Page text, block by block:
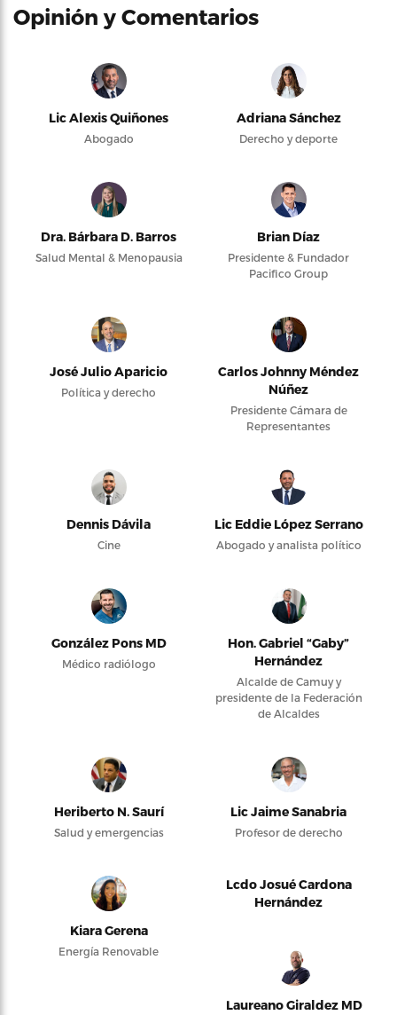
Opinión y Comentarios
Lic Alexis Quiñones
Abogado
Adriana Sánchez
Derecho y deporte
Dra. Bárbara D. Barros
Salud Mental & Menopausia
Brian Díaz
Presidente & Fundador
Pacifico Group
José Julio Aparicio
Política y derecho
Carlos Johnny Méndez
Núñez
Presidente Cámara de
Representantes
Dennis Dávila
Cine
Lic Eddie López Serrano
Abogado y analista político
González Pons MD
Médico radiólogo
Hon. Gabriel “Gaby”
Hernández
Alcalde de Camuy y
presidente de la Federación
de Alcaldes
Heriberto N. Saurí
Salud y emergencias
Lic Jaime Sanabria
Profesor de derecho
Kiara Gerena
Energía Renovable
Lcdo Josué Cardona
Hernández
Laureano Giraldez MD